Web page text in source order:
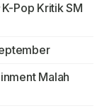
K-Pop Kritik SM
Malah